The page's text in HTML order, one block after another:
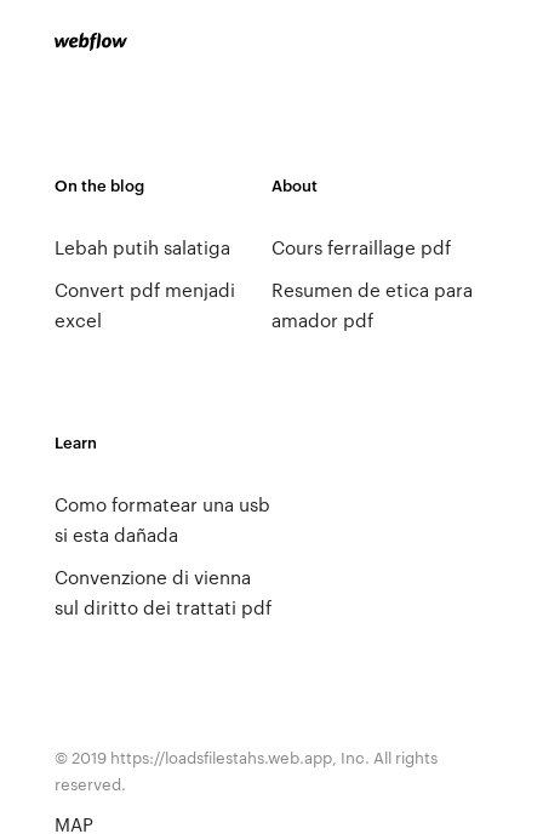
On the blog
Lebah putih salatiga
Convert pdf menjadi
excel
About
Cours ferraillage pdf
Resumen de etica para
amador pdf
Learn
Como formatear una usb
si esta dañada
Convenzione di vienna
sul diritto dei trattati pdf
© 2019 https://loadsfilestahs.web.app, Inc. All rights
reserved.
MAP